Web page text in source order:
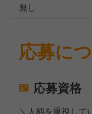
無し
応募に
応募資格
＼人柄を重視して